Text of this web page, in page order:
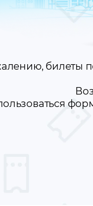
билеты